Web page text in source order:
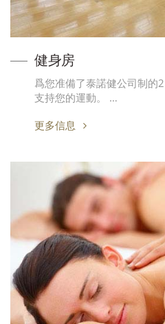
健身房
爲您准備了泰諾健公司制的
支持您的運動。 …
更多信息